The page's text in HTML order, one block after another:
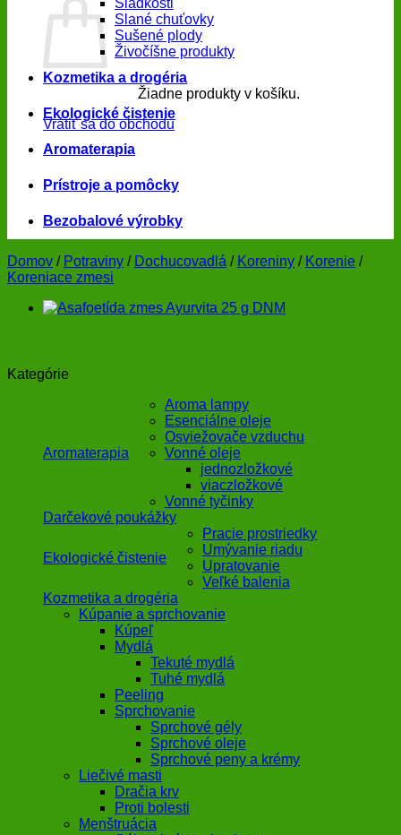
Žiadne produkty v košíku.
Vrátiť sa do obchodu
Sladkosti
Slané chuťovky
Sušené plody
Živočíšne produkty
Kozmetika a drogéria
Ekologické čistenie
Aromaterapia
Prístroje a pomôcky
Bezobalové výrobky
Domov / Potraviny / Dochucovadlá / Koreniny / Korenie /
Koreniace zmesi
Kategórie
Aromaterapia
Aroma lampy
Esenciálne oleje
Osviežovače vzduchu
Vonné oleje
jednozložkové
viaczložkové
Vonné tyčinky
Darčekové poukážky
Ekologické čistenie
Pracie prostriedky
Umývanie riadu
Upratovanie
Veľké balenia
Kozmetika a drogéria
Kúpanie a sprchovanie
Kúpeľ
Mydlá
Tekuté mydlá
Tuhé mydlá
Peeling
Sprchovanie
Sprchové gély
Sprchové oleje
Sprchové peny a krémy
Liečivé masti
Dračia krv
Proti bolesti
Menštruácia